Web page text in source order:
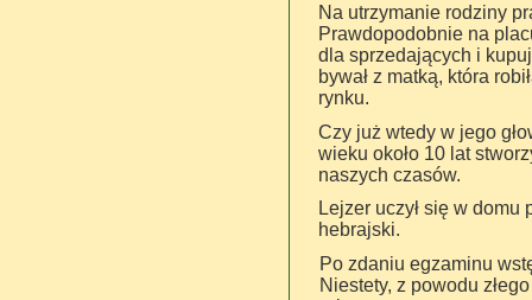
Na utrzymanie rodziny
Prawdopodobnie na
dla sprzedających i
bywał z matką, która
rynku.
Czy już wtedy w jego
wieku około 10 lat
naszych czasów.
Lejzer uczył się w domu
hebrajski.
Po zdaniu egzaminu
Niestety, z powodu